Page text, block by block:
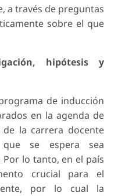
a través de preguntas
sobre el que
hipótesis y
de inducción
en la agenda de
la carrera docente
se espera sea
lo tanto, en el país
crucial para el
por lo cual la